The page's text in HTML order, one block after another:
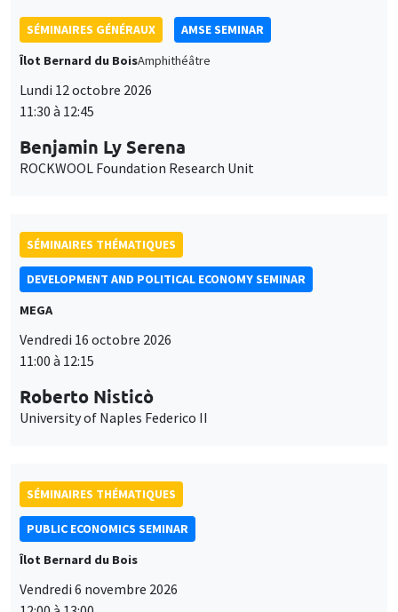
SÉMINAIRES GÉNÉRAUX
AMSE SEMINAR
Îlot Bernard du BoisAmphithéâtre
11:30 à 12:45
ROCKWOOL Foundation Research Unit
SÉMINAIRES THÉMATIQUES
DEVELOPMENT AND POLITICAL ECONOMY SEMINAR
MEGA
11:00 à 12:15
University of Naples Federico II
SÉMINAIRES THÉMATIQUES
PUBLIC ECONOMICS SEMINAR
Îlot Bernard du Bois
12:00 à 13:00
Ce site utilise des cookies et des services tiers pour garantir son bon